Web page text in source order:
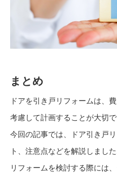
まとめ
ドアを引き戸リフォームは、
考慮して計画することが大切で
今回の記事では、ドア引き戸
ト、注意点などを解説しました
リフォームを検討する際には